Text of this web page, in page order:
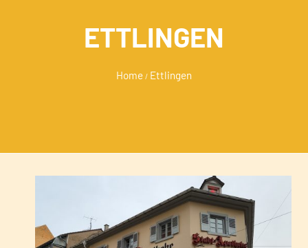
ETTLINGEN
Home / Ettlingen